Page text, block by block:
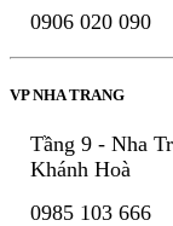
0906 020 090
VP NHA TRANG
Tầng 9 - Nha
Khánh Hoà
0985 103 666